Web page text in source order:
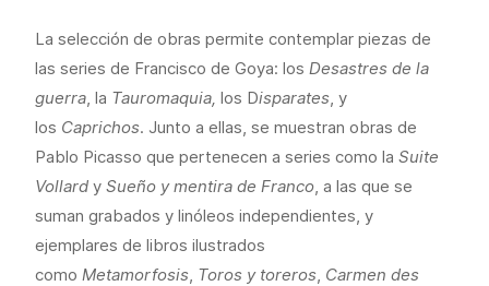
La selección de obras permite contemplar piezas de
las series de Francisco de Goya: los Desastres de la
guerra, la Tauromaquia, los Disparates, y
los Caprichos. Junto a ellas, se muestran obras de
Pablo Picasso que pertenecen a series como la Suite
Vollard y Sueño y mentira de Franco, a las que se
suman grabados y linóleos independientes, y
ejemplares de libros ilustrados
como Metamorfosis, Toros y toreros, Carmen des